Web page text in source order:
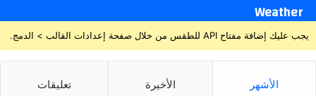
Weather
يجب عليك إضافة مفتاح API للطقس من خلال صفحة إعدادات القالب > الدمج.
الأشهر الأخيرة تعليقات